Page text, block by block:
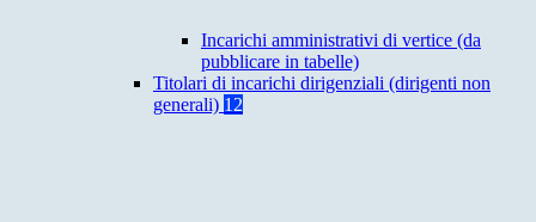
Incarichi amministrativi di vertice (da
pubblicare in tabelle)
Titolari di incarichi dirigenziali (dirigenti non
generali) 12